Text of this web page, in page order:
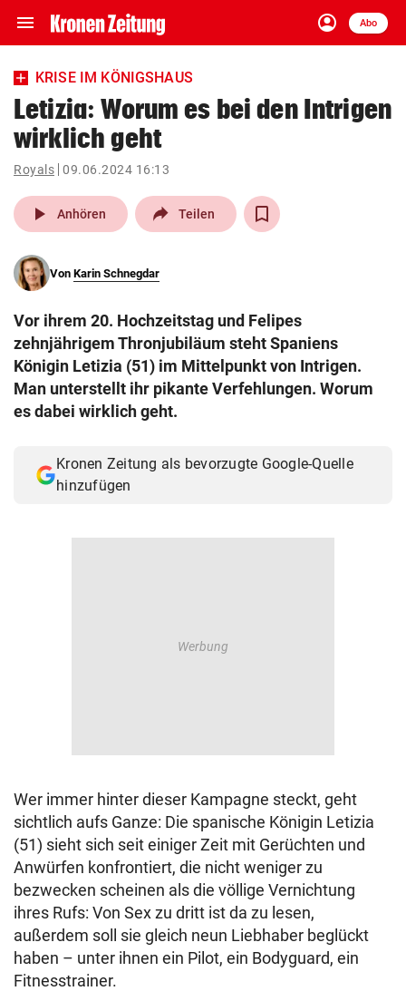
menu Navigation
ein-/ausklappen
account_circle
Anmelden
Abo
close Schließen
account_circle Anmelden
pin_drop
Wien arrow_right
search
eingeben
© Krone Multimedia GmbH & Co KG 2026
KRISE IM KÖNIGSHAUS
Letizia: Worum es bei den Intrigen
wirklich geht
Royals 09.06.2024 16:13
play_arrow Anhören Teilen
Von Karin Schnegdar
Vor ihrem 20. Hochzeitstag und Felipes
zehnjährigem Thronjubiläum steht Spaniens
Königin Letizia (51) im Mittelpunkt von Intrigen.
Man unterstellt ihr pikante Verfehlungen. Worum
es dabei wirklich geht.
Kronen Zeitung als bevorzugte Google-Quelle
hinzufügen
Wer immer hinter dieser Kampagne steckt, geht
sichtlich aufs Ganze: Die spanische Königin Letizia
(51) sieht sich seit einiger Zeit mit Gerüchten und
Anwürfen konfrontiert, die nicht weniger zu
bezwecken scheinen als die völlige Vernichtung
ihres Rufs: Von Sex zu dritt ist da zu lesen,
außerdem soll sie gleich neun Liebhaber beglückt
haben – unter ihnen ein Pilot, ein Bodyguard, ein
Fitnesstrainer.